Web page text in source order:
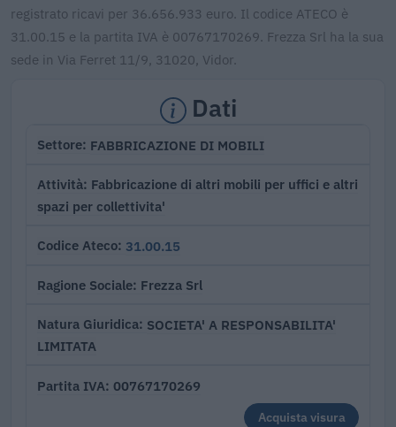
registrato ricavi per 36.656.933 euro. Il codice ATECO è
31.00.15 e la partita IVA è 00767170269. Frezza Srl ha la sua
sede in Via Ferret 11/9, 31020, Vidor.
Dati
Settore FABBRICAZIONE DI MOBILI
Attività Fabbricazione di altri mobili per uffici e altri
spazi per collettivita'
Codice Ateco 31.00.15
Ragione Sociale Frezza Srl
Natura Giuridica SOCIETA' A RESPONSABILITA'
LIMITATA
Partita IVA 00767170269
Acquista visura